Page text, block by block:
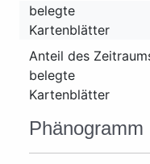
belegte
Kartenblätter
Anteil des
belegte
Kartenblätter
Phänogramm